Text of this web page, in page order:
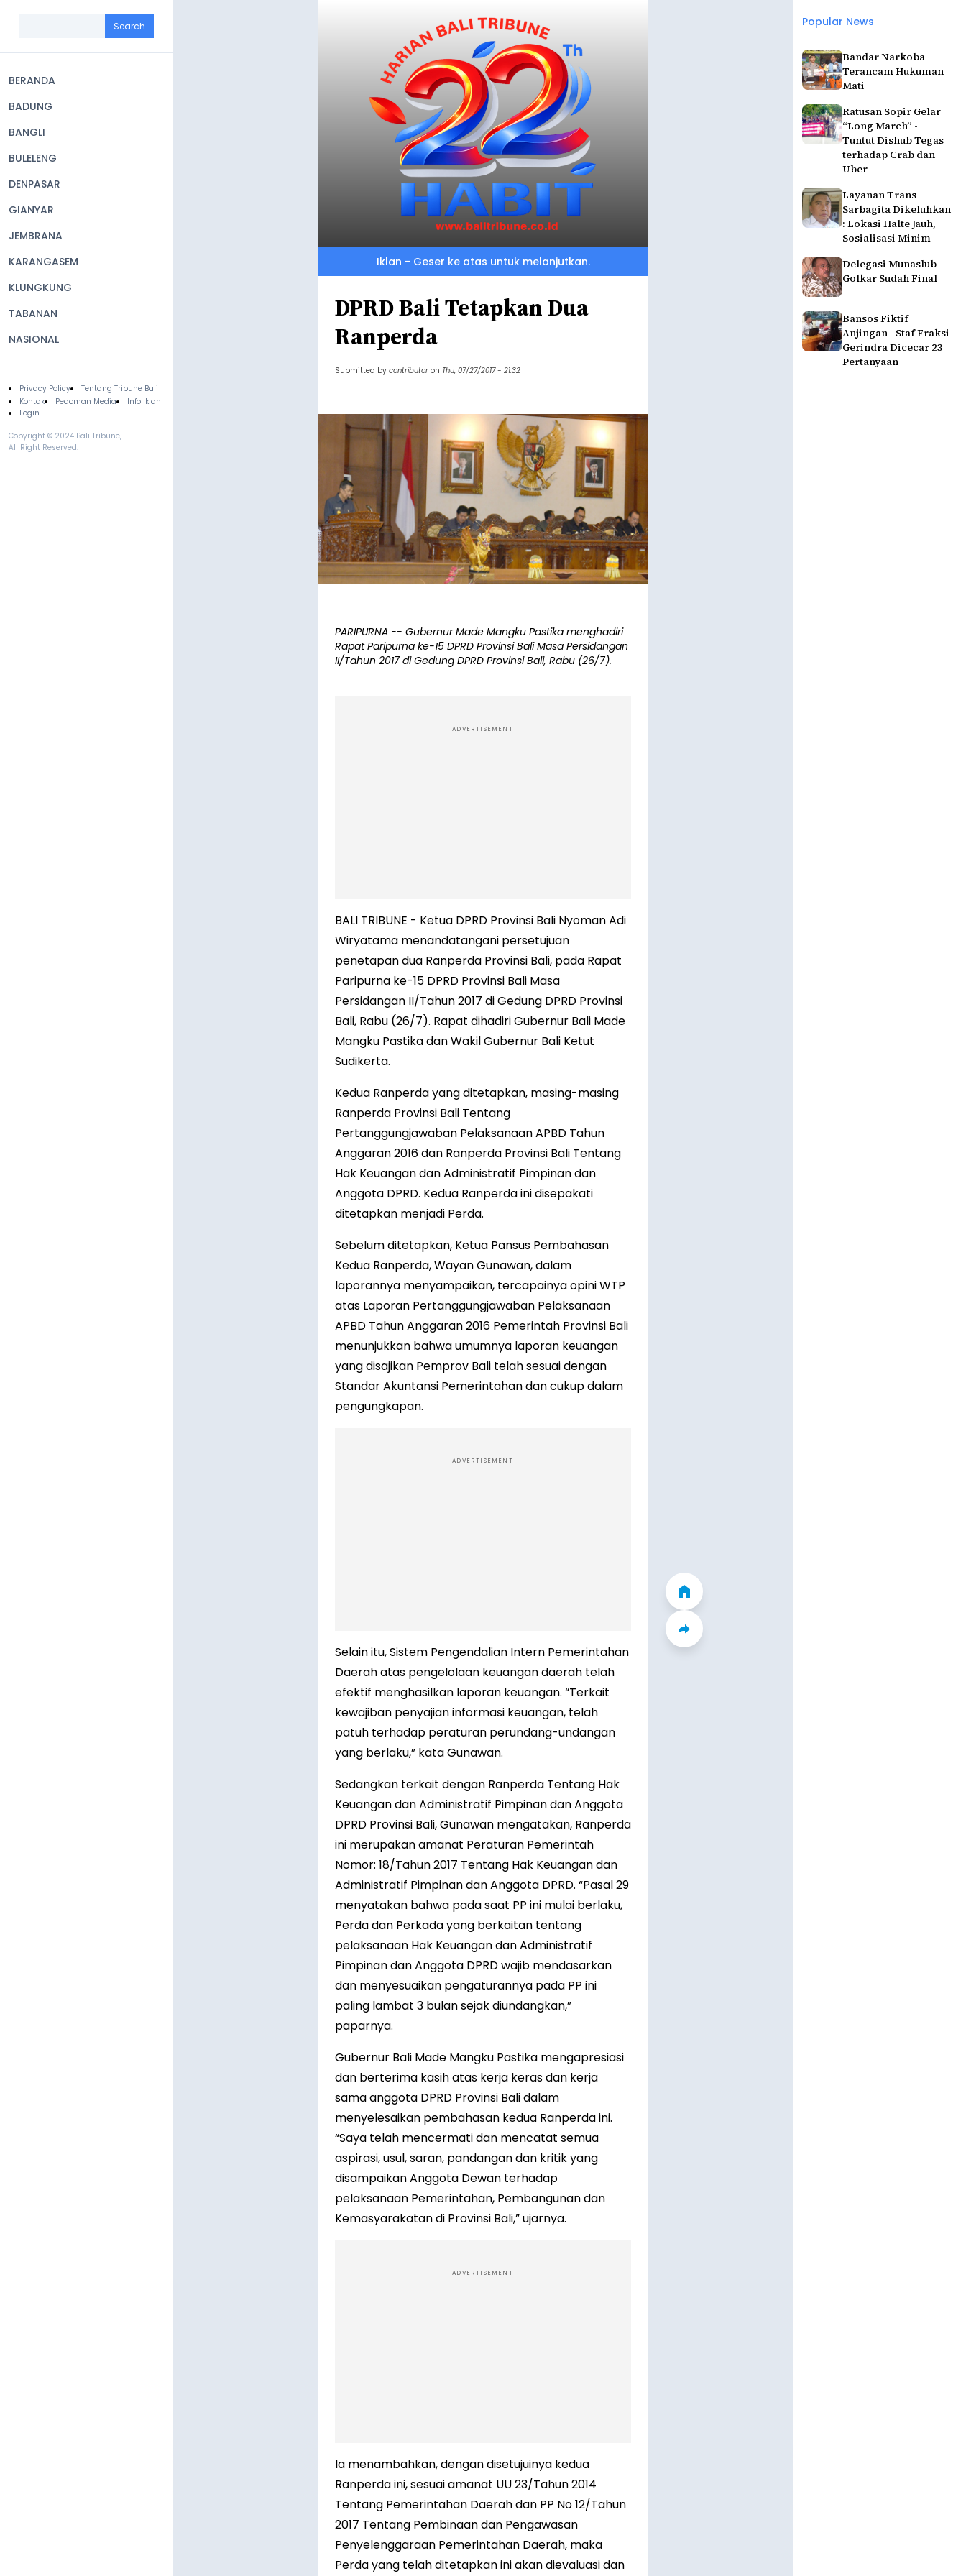
navigation
BERANDA
BADUNG
BANGLI
BULELENG
DENPASAR
GIANYAR
JEMBRANA
KARANGASEM
KLUNGKUNG
TABANAN
NASIONAL
Footer
Privacy Policy
Tentang Tribune Bali
Kontak
Pedoman Media
Info Iklan
Login
Copyright © 2024 Bali Tribune,
All Right Reserved.
Popular News
Bandar Narkoba
Terancam Hukuman
Mati
Ratusan Sopir Gelar
“Long March” -
Tuntut Dishub Tegas
terhadap Crab dan
Uber
Layanan Trans
Sarbagita Dikeluhkan
: Lokasi Halte Jauh,
Sosialisasi Minim
Delegasi Munaslub
Golkar Sudah Final
Bansos Fiktif
Anjingan - Staf Fraksi
Gerindra Dicecar 23
Pertanyaan
Iklan - Geser ke atas untuk melanjutkan.
DPRD Bali Tetapkan Dua
Ranperda
Submitted by contributor on Thu, 07/27/2017 - 21:32
PARIPURNA -- Gubernur Made Mangku Pastika menghadiri
Rapat Paripurna ke-15 DPRD Provinsi Bali Masa Persidangan
II/Tahun 2017 di Gedung DPRD Provinsi Bali, Rabu (26/7).
ADVERTISEMENT
BALI TRIBUNE - Ketua DPRD Provinsi Bali Nyoman Adi
Wiryatama menandatangani persetujuan
penetapan dua Ranperda Provinsi Bali, pada Rapat
Paripurna ke-15 DPRD Provinsi Bali Masa
Persidangan II/Tahun 2017 di Gedung DPRD Provinsi
Bali, Rabu (26/7). Rapat dihadiri Gubernur Bali Made
Mangku Pastika dan Wakil Gubernur Bali Ketut
Sudikerta.
Kedua Ranperda yang ditetapkan, masing-masing
Ranperda Provinsi Bali Tentang
Pertanggungjawaban Pelaksanaan APBD Tahun
Anggaran 2016 dan Ranperda Provinsi Bali Tentang
Hak Keuangan dan Administratif Pimpinan dan
Anggota DPRD. Kedua Ranperda ini disepakati
ditetapkan menjadi Perda.
Sebelum ditetapkan, Ketua Pansus Pembahasan
Kedua Ranperda, Wayan Gunawan, dalam
laporannya menyampaikan, tercapainya opini WTP
atas Laporan Pertanggungjawaban Pelaksanaan
APBD Tahun Anggaran 2016 Pemerintah Provinsi Bali
menunjukkan bahwa umumnya laporan keuangan
yang disajikan Pemprov Bali telah sesuai dengan
Standar Akuntansi Pemerintahan dan cukup dalam
pengungkapan.
ADVERTISEMENT
Selain itu, Sistem Pengendalian Intern Pemerintahan
Daerah atas pengelolaan keuangan daerah telah
efektif menghasilkan laporan keuangan. “Terkait
kewajiban penyajian informasi keuangan, telah
patuh terhadap peraturan perundang-undangan
yang berlaku,” kata Gunawan.
Sedangkan terkait dengan Ranperda Tentang Hak
Keuangan dan Administratif Pimpinan dan Anggota
DPRD Provinsi Bali, Gunawan mengatakan, Ranperda
ini merupakan amanat Peraturan Pemerintah
Nomor: 18/Tahun 2017 Tentang Hak Keuangan dan
Administratif Pimpinan dan Anggota DPRD. “Pasal 29
menyatakan bahwa pada saat PP ini mulai berlaku,
Perda dan Perkada yang berkaitan tentang
pelaksanaan Hak Keuangan dan Administratif
Pimpinan dan Anggota DPRD wajib mendasarkan
dan menyesuaikan pengaturannya pada PP ini
paling lambat 3 bulan sejak diundangkan,”
paparnya.
Gubernur Bali Made Mangku Pastika mengapresiasi
dan berterima kasih atas kerja keras dan kerja
sama anggota DPRD Provinsi Bali dalam
menyelesaikan pembahasan kedua Ranperda ini.
“Saya telah mencermati dan mencatat semua
aspirasi, usul, saran, pandangan dan kritik yang
disampaikan Anggota Dewan terhadap
pelaksanaan Pemerintahan, Pembangunan dan
Kemasyarakatan di Provinsi Bali,” ujarnya.
ADVERTISEMENT
Ia menambahkan, dengan disetujuinya kedua
Ranperda ini, sesuai amanat UU 23/Tahun 2014
Tentang Pemerintahan Daerah dan PP No 12/Tahun
2017 Tentang Pembinaan dan Pengawasan
Penyelenggaraan Pemerintahan Daerah, maka
Perda yang telah ditetapkan ini akan dievaluasi dan